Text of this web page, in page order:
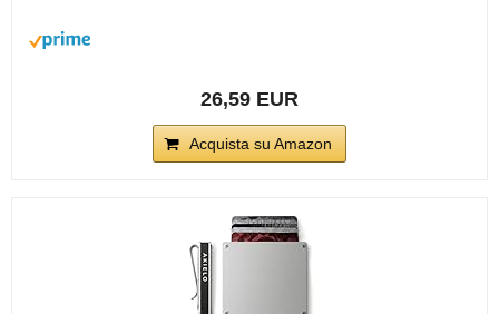
26,59 EUR
Acquista su Amazon